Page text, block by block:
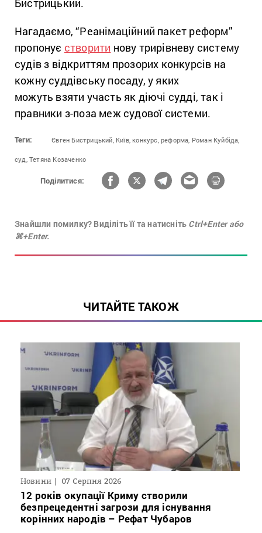
Бистрицький.
Нагадаємо, “Реанімаційний пакет реформ”
пропонує створити нову трирівневу систему
судів з відкриттям прозорих конкурсів на
кожну суддівську посаду, у яких
можуть взяти участь як діючі судді, так і
правники з-поза меж судової системи.
Теги: Євген Бистрицький, Київ, конкурс, реформа, Роман Куйбіда,
суд, Тетяна Козаченко
Поділитися:
Знайшли помилку? Виділіть її та натисніть Ctrl+Enter або
⌘+Enter.
ЧИТАЙТЕ ТАКОЖ
Новини 07 Серпня 2026
12 років окупації Криму створили
безпрецедентні загрози для існування
корінних народів – Рефат Чубаров